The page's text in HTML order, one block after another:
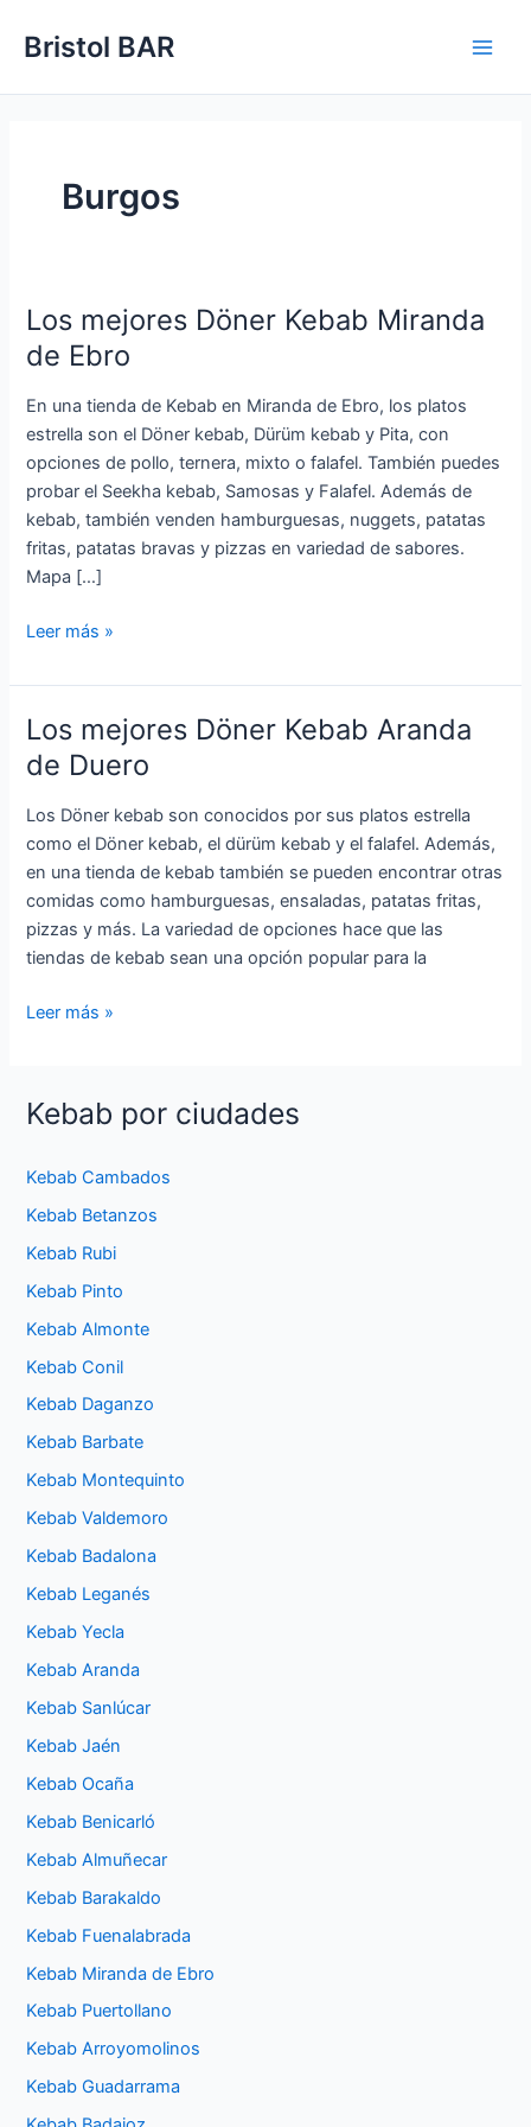
Bristol BAR
Burgos
Los mejores Döner Kebab Miranda
de Ebro
En una tienda de Kebab en Miranda de Ebro, los platos
estrella son el Döner kebab, Dürüm kebab y Pita, con
opciones de pollo, ternera, mixto o falafel. También puedes
probar el Seekha kebab, Samosas y Falafel. Además de
kebab, también venden hamburguesas, nuggets, patatas
fritas, patatas bravas y pizzas en variedad de sabores.
Mapa […]
Los
Döner
Kebab
Miranda
de
Leer más »
Los mejores Döner Kebab Aranda
de Duero
Los Döner kebab son conocidos por sus platos estrella
como el Döner kebab, el dürüm kebab y el falafel. Además,
en una tienda de kebab también se pueden encontrar otras
comidas como hamburguesas, ensaladas, patatas fritas,
pizzas y más. La variedad de opciones hace que las
tiendas de kebab sean una opción popular para la
Los
Aranda
Duero
Leer más »
Kebab por ciudades
Kebab Cambados
Kebab Betanzos
Kebab Rubi
Kebab Pinto
Kebab Almonte
Kebab Conil
Kebab Daganzo
Kebab Barbate
Kebab Montequinto
Kebab Valdemoro
Kebab Badalona
Kebab Leganés
Kebab Yecla
Kebab Aranda
Kebab Sanlúcar
Kebab Jaén
Kebab Ocaña
Kebab Benicarló
Kebab Almuñecar
Kebab Barakaldo
Kebab Fuenalabrada
Kebab Miranda de Ebro
Kebab Puertollano
Kebab Arroyomolinos
Kebab Guadarrama